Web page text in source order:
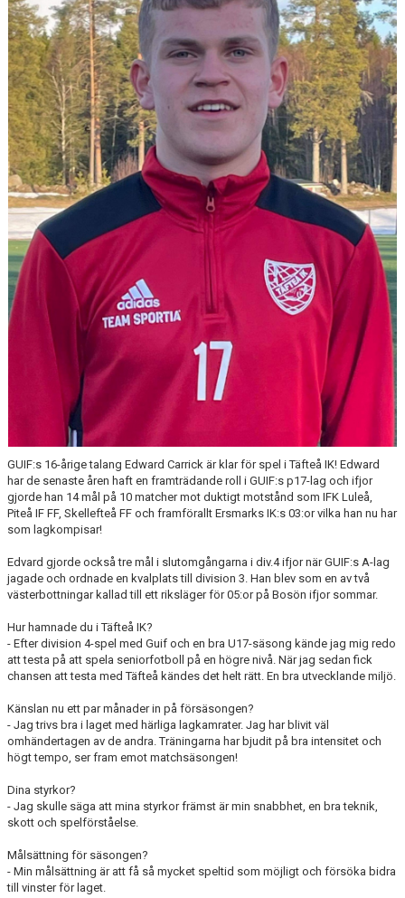
DIV 2 NORRLAND HÖST UPPFLYTTNING 2026
GUIF:s 16-årige talang Edward Carrick är klar för spel i Täfteå IK! Edward
har de senaste åren haft en framträdande roll i GUIF:s p17-lag och ifjor
gjorde han 14 mål på 10 matcher mot duktigt motstånd som IFK Luleå,
Piteå IF FF, Skellefteå FF och framförallt Ersmarks IK:s 03:or vilka han nu har
som lagkompisar!
Edvard gjorde också tre mål i slutomgångarna i div.4 ifjor när GUIF:s A-lag
jagade och ordnade en kvalplats till division 3. Han blev som en av två
västerbottningar kallad till ett riksläger för 05:or på Bosön ifjor sommar.
Hur hamnade du i Täfteå IK?
- Efter division 4-spel med Guif och en bra U17-säsong kände jag mig redo
att testa på att spela seniorfotboll på en högre nivå. När jag sedan fick
chansen att testa med Täfteå kändes det helt rätt. En bra utvecklande miljö.
Känslan nu ett par månader in på försäsongen?
- Jag trivs bra i laget med härliga lagkamrater. Jag har blivit väl
omhändertagen av de andra. Träningarna har bjudit på bra intensitet och
högt tempo, ser fram emot matchsäsongen!
Dina styrkor?
- Jag skulle säga att mina styrkor främst är min snabbhet, en bra teknik,
skott och spelförståelse.
Målsättning för säsongen?
- Min målsättning är att få så mycket speltid som möjligt och försöka bidra
till vinster för laget.